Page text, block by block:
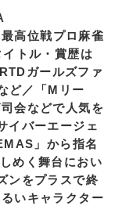
高位戦プロ麻雀
トル・賞歴は
ガールズファ
ど／「Mリー
会などで人気を
イバーエージェ
」から指名
めく舞台におい
ンをプラスで終
いキャラクター